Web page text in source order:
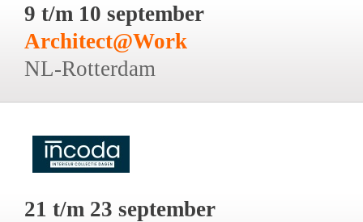
9 t/m 10 september
Architect@Work
NL-Rotterdam
21 t/m 23 september